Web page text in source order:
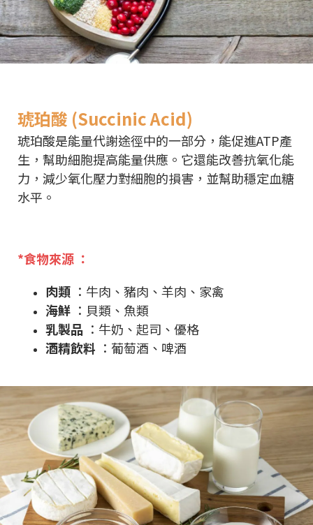
琥珀酸 (Succinic Acid)
琥珀酸是能量代謝途徑中的一部分，能促進ATP產
生，幫助細胞提高能量供應。它還能改善抗氧化能
力，減少氧化壓力對細胞的損害，並幫助穩定血糖
水平。
*食物來源 ：
肉類 ：牛肉、豬肉、羊肉、家禽
海鮮 ：貝類、魚類
乳製品 ：牛奶、起司、優格
酒精飲料 ：葡萄酒、啤酒